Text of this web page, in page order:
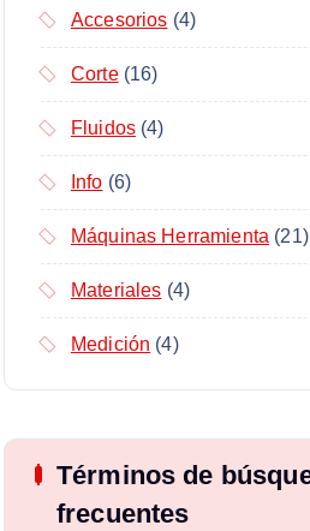
Accesorios (4)
Corte(16)
Fluidos (4)
Info (6)
Máquinas Herramienta (21)
Materiales (4)
Medición (4)
Términos de
frecuentes